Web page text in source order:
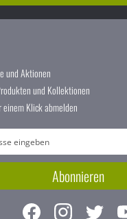
und Aktionen
und Kollektionen
Klick abmelden
Abonnieren